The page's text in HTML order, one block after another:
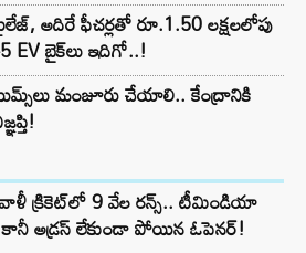
అదిరే ఫీచర్లతో రూ.1.50 లక్షలలోపు
బైక్‌లు ఇదిగో..!
మంజూరు చేయాలి.. కేంద్రానికి
క్రికెట్‌లో 9 వేల రన్స్.. టీమిండియా
అడ్రస్ లేకుండా పోయిన ఓపెనర్!